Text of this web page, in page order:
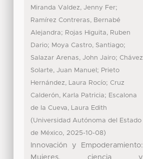
Miranda Valdez, Jenny Fer;
Ramírez Contreras, Bernabé
Alejandra; Rojas Higuita, Ruben
Dario; Moya Castro, Santiago;
Salazar Arenas, John Jairo; Chávez
Solarte, Juan Manuel ; Prieto
Hernández, Laura Rocío; Cruz
Calderón, Karla Patricia; Escalona
de la Cueva, Laura Edith
(Universidad Autónoma del Estado
de México, 2025-10-08)
Innovación y Empoderamiento:
Mujeres, ciencia y